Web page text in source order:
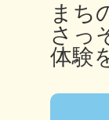
まち
さっ
体験